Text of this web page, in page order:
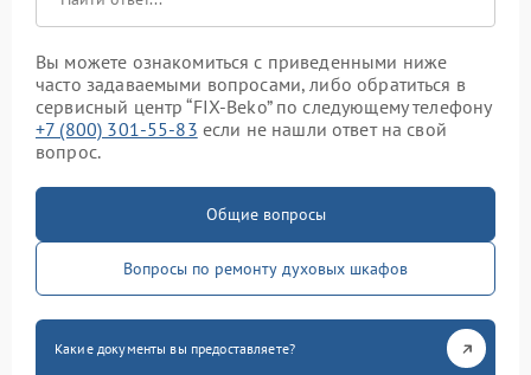
Вы можете ознакомиться с приведенными ниже
часто задаваемыми вопросами, либо обратиться в
сервисный центр “FIX-Beko” по следующему телефону
+7 (800) 301-55-83 если не нашли ответ на свой
вопрос.
Общие вопросы
Вопросы по ремонту духовых шкафов
Какие документы вы предоставляете?